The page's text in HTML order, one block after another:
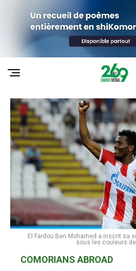
El Fardou Ben Mohamed a inscrit sa
sous les couleurs
COMORIANS ABROAD